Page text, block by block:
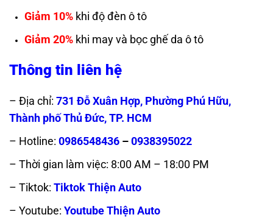
Giảm 10% khi độ đèn ô tô
Giảm 20% khi may và bọc ghế da ô tô
Thông tin liên hệ
– Địa chỉ: 731 Đỗ Xuân Hợp, Phường Phú Hữu,
Thành phố Thủ Đức, TP. HCM
– Hotline: 0986548436 –0938395022
– Thời gian làm việc: 8:00 AM – 18:00 PM
– Tiktok: Tiktok Thiện Auto
– Youtube: Youtube Thiện Auto